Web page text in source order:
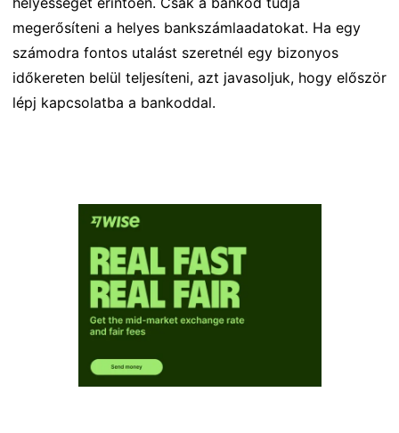
megerősíteni a helyes bankszámlaadatokat. Ha egy
számodra fontos utalást szeretnél egy bizonyos
időkereten belül teljesíteni, azt javasoljuk, hogy először
lépj kapcsolatba a bankoddal.